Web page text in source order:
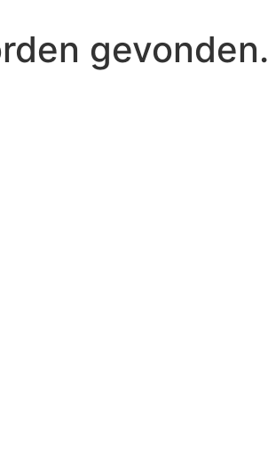
gevonden.